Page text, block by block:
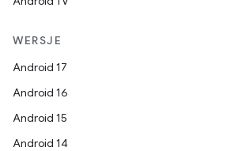
WERSJE
Android 17
Android 16
Android 15
Android 14